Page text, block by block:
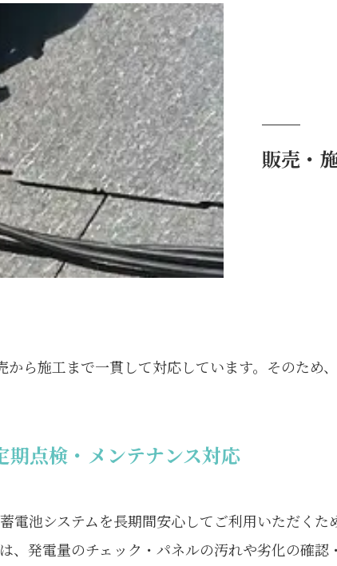
販売・
ら施工まで一貫して対応しています。そのため
期点検・メンテナンス対応
電池システムを長期間安心してご利用いただく
、発電量のチェック・パネルの汚れや劣化の確